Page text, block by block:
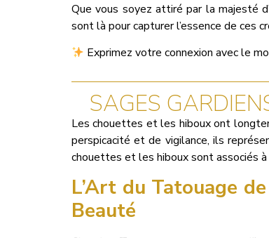
Que vous soyez attiré par la majesté
sont là pour capturer l’essence de ces
Exprimez votre connexion avec le
SAGES
Les chouettes et les hiboux ont
perspicacité et de vigilance, ils
chouettes et les hiboux sont associés
L’Art du Tatouage
Beauté